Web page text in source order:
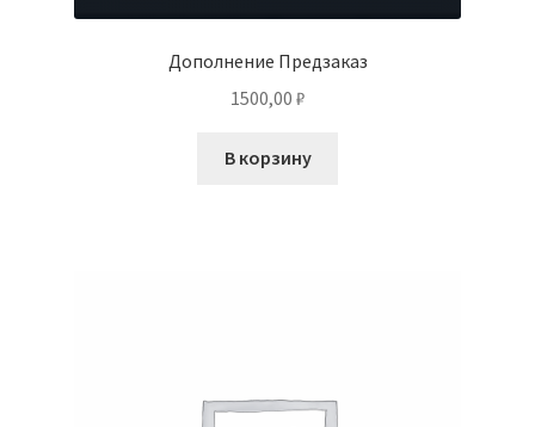
Дополнение Предзаказ
1500,00 ₽
В корзину